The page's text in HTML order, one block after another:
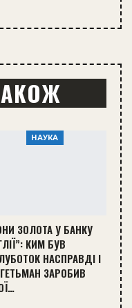
НАУКА
ЗОЛОТА У БАНКУ
КИМ БУВ
НАСПРАВДІ І
ЗАРОБИВ